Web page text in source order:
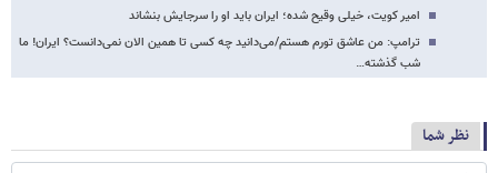
امیر کویت، خیلی وقیح شده؛ ایران باید او را سرجایش بنشاند
ترامپ: من عاشق تورم هستم/می‌دانید چه کسی تا همین الان نمی‌دانست؟ ایران! ما
شب گذشته…
نظر شما